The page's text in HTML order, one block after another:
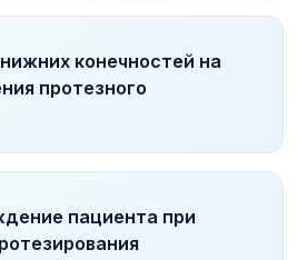
конечностей на
протезного
пациента при